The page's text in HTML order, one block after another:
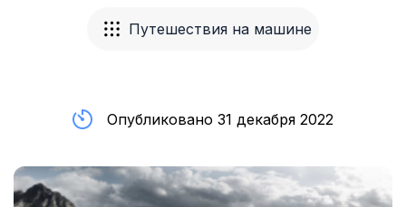
Путешествия на машине
Опубликовано 31 декабря 2022